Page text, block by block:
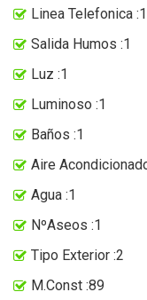
Linea Telefonica :1
Salida Humos :1
Luz :1
Luminoso :1
Baños :1
Aire
Agua :1
NºAseos :1
Tipo Exterior :2
M.Const :89